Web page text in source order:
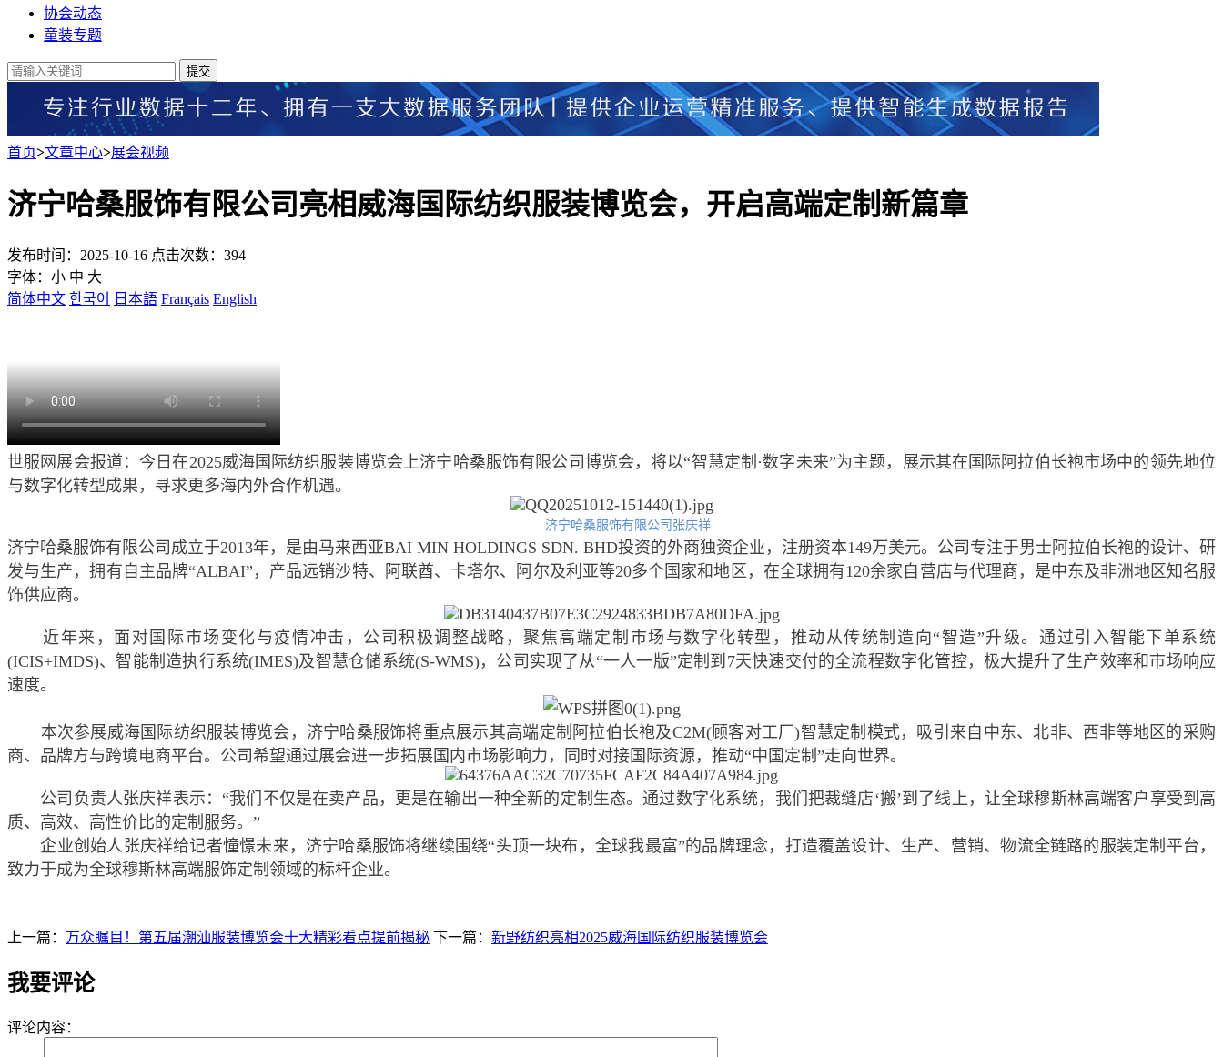
协会动态
童装专题
提交
首页>文章中心>展会视频
济宁哈桑服饰有限公司亮相威海国际纺织服装博览会，开启高端定制新篇章
发布时间：2025-10-16 点击次数：394
字体： 小 中 大
简体中文 한국어 日本語 Français English
世服网展会报道：今日在2025威海国际纺织服装博览会上济宁哈桑服饰有限公司博览会，将以“智慧定制·数字未来”为主题，展示其在国际阿拉伯长袍市场中的领先地位
与数字化转型成果，寻求更多海内外合作机遇。
济宁哈桑服饰有限公司张庆祥
济宁哈桑服饰有限公司成立于2013年，是由马来西亚BAI MIN HOLDINGS SDN. BHD投资的外商独资企业，注册资本149万美元。公司专注于男士阿拉伯长袍的设计、研
发与生产，拥有自主品牌“ALBAI”，产品远销沙特、阿联酋、卡塔尔、阿尔及利亚等20多个国家和地区，在全球拥有120余家自营店与代理商，是中东及非洲地区知名服
饰供应商。
近年来，面对国际市场变化与疫情冲击，公司积极调整战略，聚焦高端定制市场与数字化转型，推动从传统制造向“智造”升级。通过引入智能下单系统
(ICIS+IMDS)、智能制造执行系统(IMES)及智慧仓储系统(S-WMS)，公司实现了从“一人一版”定制到7天快速交付的全流程数字化管控，极大提升了生产效率和市场响应
速度。
本次参展威海国际纺织服装博览会，济宁哈桑服饰将重点展示其高端定制阿拉伯长袍及C2M(顾客对工厂)智慧定制模式，吸引来自中东、北非、西非等地区的采购
商、品牌方与跨境电商平台。公司希望通过展会进一步拓展国内市场影响力，同时对接国际资源，推动“中国定制”走向世界。
公司负责人张庆祥表示：“我们不仅是在卖产品，更是在输出一种全新的定制生态。通过数字化系统，我们把裁缝店‘搬’到了线上，让全球穆斯林高端客户享受到高
质、高效、高性价比的定制服务。”
企业创始人张庆祥给记者憧憬未来，济宁哈桑服饰将继续围绕“头顶一块布，全球我最富”的品牌理念，打造覆盖设计、生产、营销、物流全链路的服装定制平台，
致力于成为全球穆斯林高端服饰定制领域的标杆企业。
上一篇： 万众瞩目！第五届潮汕服装博览会十大精彩看点提前揭秘 下一篇： 新野纺织亮相2025威海国际纺织服装博览会
我要评论
评论内容：